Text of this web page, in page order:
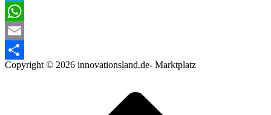
Twitter
WhatsApp
Email
Teilen
Copyright © 2026 innovationsland.de- Marktplatz